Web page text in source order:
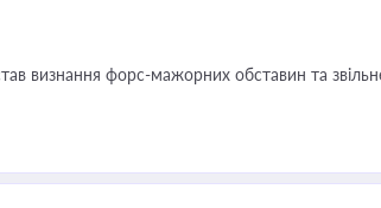
визнання форс-мажорних обставин та